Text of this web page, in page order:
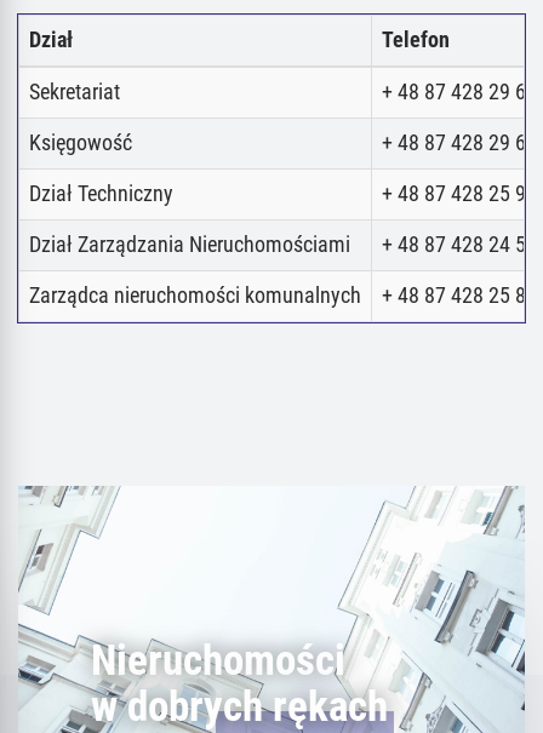
Dział Telefon
Sekretariat + 48 87 428 29 62
Księgowość + 48 87 428 29 62
Dział Techniczny + 48 87 428 25 98
Dział Zarządzania Nieruchomościami + 48 87 428 24 52
Zarządca nieruchomości komunalnych + 48 87 428 25 80
Nieruchomości
w dobrych rękach